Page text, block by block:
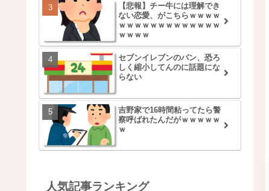
【悲報】チー牛には理解でき
ない恋愛、がこちらｗｗｗｗ
ｗｗｗｗｗｗｗｗｗｗｗｗｗ
ｗｗｗｗ
セブンイレブンのパン、恐ろ
しく縮小してんのに話題にな
らない
吉野家で16時間粘ってたら警
察呼ばれたんだがｗｗｗｗｗ
ｗ
人気記事ランキング